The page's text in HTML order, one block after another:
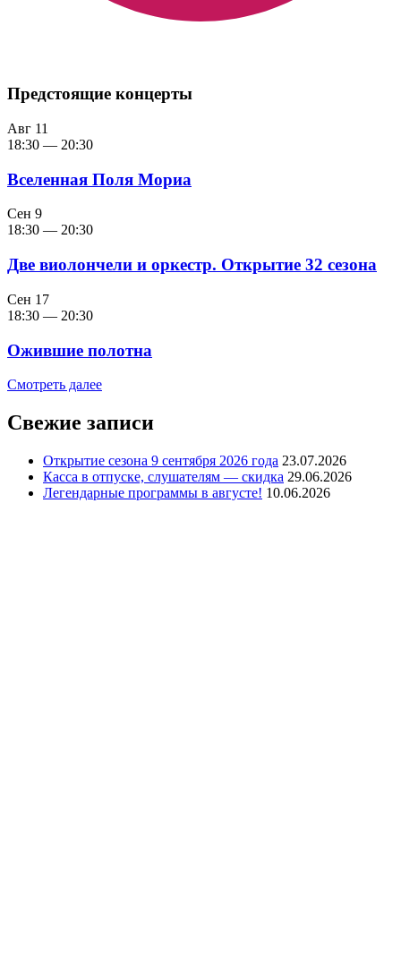
Предстоящие концерты
Авг 11
18:30 — 20:30
Вселенная Поля Мориа
Сен 9
18:30 — 20:30
Две виолончели и оркестр. Открытие 32 сезона
Сен 17
18:30 — 20:30
Ожившие полотна
Смотреть далее
Свежие записи
Открытие сезона 9 сентября 2026 года 23.07.2026
Касса в отпуске, слушателям — скидка 29.06.2026
Легендарные программы в августе! 10.06.2026